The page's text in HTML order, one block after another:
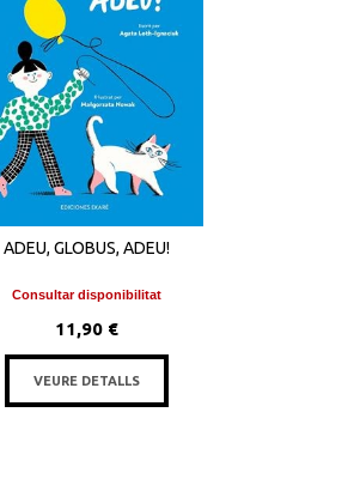
ADEU, GLOBUS, ADEU!
Consultar disponibilitat
11,90 €
VEURE DETALLS